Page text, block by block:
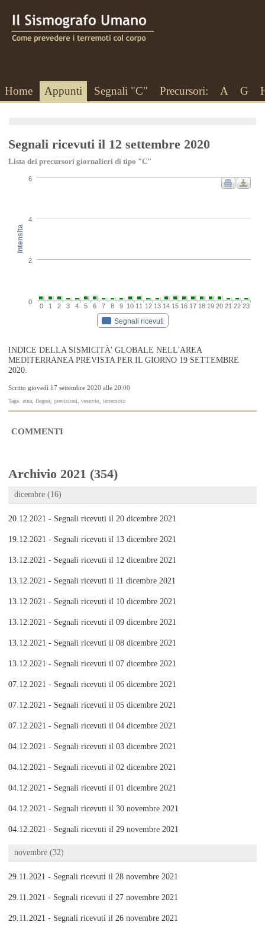
Home Appunti Segnali "C" Precursori: A G
Segnali ricevuti il 12 settembre 2020
Lista dei precursori giornalieri di tipo "C"
Intensita
Segnali ricevuti
0 1 2 3 4 5 6 7 8 9 10 11 12 13 14 15 16 17 18 19 20 21 22 23
0
2
4
6
INDICE DELLA SISMICITÀ' GLOBALE NELL'AREA
MEDITERRANEA PREVISTA PER IL GIORNO 19 SETTEMBRE
2020.
Scritto giovedì 17 settembre 2020 alle 20:00
Tags: etna, flegrei, previsioni, vesuvio, terremoto
COMMENTI
Archivio 2021 (354)
dicembre (16)
20.12.2021 - Segnali ricevuti il 20 dicembre 2021
19.12.2021 - Segnali ricevuti il 13 dicembre 2021
13.12.2021 - Segnali ricevuti il 12 dicembre 2021
13.12.2021 - Segnali ricevuti il 11 dicembre 2021
13.12.2021 - Segnali ricevuti il 10 dicembre 2021
13.12.2021 - Segnali ricevuti il 09 dicembre 2021
13.12.2021 - Segnali ricevuti il 08 dicembre 2021
13.12.2021 - Segnali ricevuti il 07 dicembre 2021
07.12.2021 - Segnali ricevuti il 06 dicembre 2021
07.12.2021 - Segnali ricevuti il 05 dicembre 2021
07.12.2021 - Segnali ricevuti il 04 dicembre 2021
04.12.2021 - Segnali ricevuti il 03 dicembre 2021
04.12.2021 - Segnali ricevuti il 02 dicembre 2021
04.12.2021 - Segnali ricevuti il 01 dicembre 2021
04.12.2021 - Segnali ricevuti il 30 novembre 2021
04.12.2021 - Segnali ricevuti il 29 novembre 2021
novembre (32)
29.11.2021 - Segnali ricevuti il 28 novembre 2021
29.11.2021 - Segnali ricevuti il 27 novembre 2021
29.11.2021 - Segnali ricevuti il 26 novembre 2021